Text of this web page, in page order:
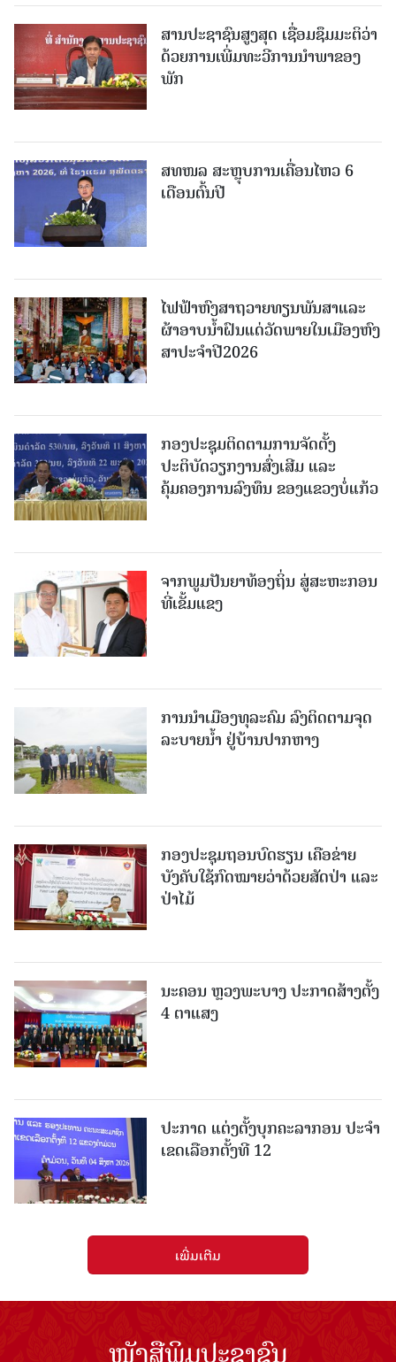
ສານປະຊາຊົນສູງສຸດ ເຊື່ອມຊຶມມະຕິວ່າ
ດ້ວຍການເພີ່ມທະວີການນຳພາຂອງ
ພັກ
ສທໜລ ສະຫຼຸບການເຄື່ອນໄຫວ 6
ເດືອນຕົ້ນປີ
ໄຟຟ້າຫົງສາຖວາຍທຽນພັນສາແລະ
ຜ້າອາບນໍ້າຝົນແດ່ວັດພາຍໃນເມືອງຫົງ
ສາປະຈໍາປີ2026
ກອງປະຊຸມຕິດຕາມການຈັດຕັ້ງ
ປະຕິບັດວຽກງານສົ່ງເສີມ ແລະ
ຄຸ້ມຄອງການລົງທຶນ ຂອງແຂວງບໍ່ແກ້ວ
ຈາກພູມປັນຍາທ້ອງຖິ່ນ ສູ່ສະຫະກອນ
ທີ່ເຂັ້ມແຂງ
ການນໍາເມືອງທຸລະຄົມ ລົງຕິດຕາມຈຸດ
ລະບາຍນໍ້າ ຢູ່ບ້ານປາກຫາງ
ກອງປະຊຸມຖອນບົດຮຽນ ເຄືອຂ່າຍ
ບັງຄັບໃຊ້ກົດໝາຍວ່າດ້ວຍສັດປ່າ ແລະ
ປ່າໄມ້
ນະຄອນ ຫຼວງພະບາງ ປະ​ກາດ​ສ້າງ​ຕັ້ງ
4 ຕາແສງ
ປະກາດ ແຕ່ງຕັ້ງບຸກຄະລາກອນ ປະຈໍາ
ເຂດເລືອກຕັ້ງທີ 12
ເພີ່ມເຕີມ